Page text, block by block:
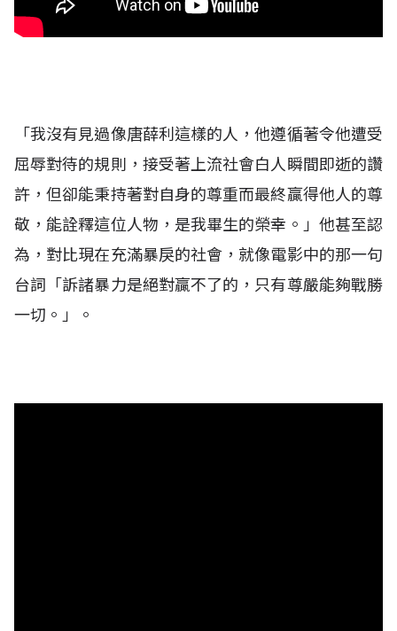
「我沒有見過像唐薛利這樣的人，他遵循著令他遭受
屈辱對待的規則，接受著上流社會白人瞬間即逝的讚
許，但卻能秉持著對自身的尊重而最終贏得他人的尊
敬，能詮釋這位人物，是我畢生的榮幸。」他甚至認
為，對比現在充滿暴戾的社會，就像電影中的那一句
台詞「訴諸暴力是絕對贏不了的，只有尊嚴能夠戰勝
一切。」。